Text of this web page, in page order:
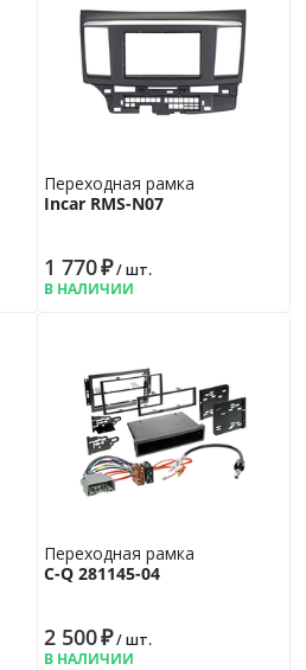
Переходная рамка
Incar RMS-N07
1 770₽/ шт.
В НАЛИЧИИ
Переходная рамка
C-Q 281145-04
2 500₽/ шт.
В НАЛИЧИИ